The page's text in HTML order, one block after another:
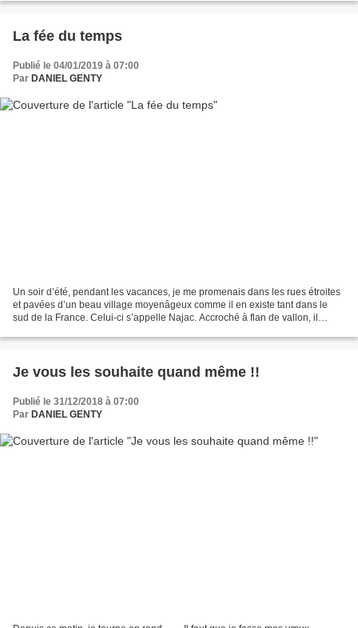
La fée du temps
Publié le 04/01/2019 à 07:00
Par DANIEL GENTY
Un soir d’été, pendant les vacances, je me promenais dans les rues étroites
et pavées d’un beau village moyenâgeux comme il en existe tant dans le
sud de la France. Celui-ci s’appelle Najac. Accroché à flan de vallon, il
Je vous les souhaite quand même !!
Publié le 31/12/2018 à 07:00
Par DANIEL GENTY